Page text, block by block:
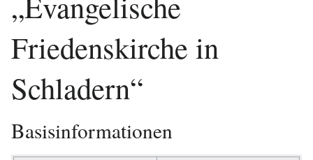
Friedenskirche in
Schladern“
Basisinformationen